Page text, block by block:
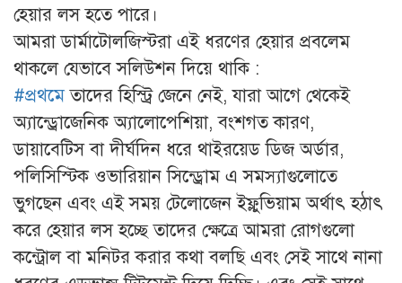
হেয়ার লস হতে পারে।
আমরা ডার্মাটোলজিস্টরা এই ধরণের হেয়ার প্রবলেম
থাকলে যেভাবে সলিউশন দিয়ে থাকি :
#প্রথমেতাদের হিস্ট্রি জেনে নেই, যারা আগে থেকেই
অ্যান্ড্রোজেনিক অ্যালোপেশিয়া, বংশগত কারণ,
ডায়াবেটিস বা দীর্ঘদিন ধরে থাইরয়েড ডিজ অর্ডার,
পলিসিস্টিক ওভারিয়ান সিন্ড্রোম এ সমস্যাগুলোতে
ভুগছেন এবং এই সময় টেলোজেন ইফ্লুভিয়াম অর্থাৎ হঠাৎ
করে হেয়ার লস হচ্ছে তাদের ক্ষেত্রে আমরা রোগগুলো
কন্ট্রোল বা মনিটর করার কথা বলছি এবং সেই সাথে নানা